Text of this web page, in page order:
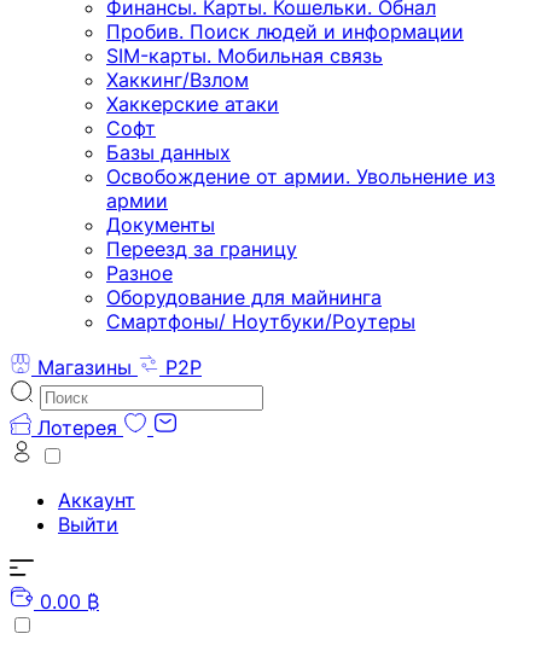
Финансы. Карты. Кошельки. Обнал
Пробив. Поиск людей и информации
SIM-карты. Мобильная связь
Хаккинг/Взлом
Хаккерские атаки
Софт
Базы данных
Освобождение от армии. Увольнение из
армии
Документы
Переезд за границу
Разное
Оборудование для майнинга
Смартфоны/ Ноутбуки/Роутеры
Магазины
P2P
Лотерея
Аккаунт
Выйти
0.00 ₿